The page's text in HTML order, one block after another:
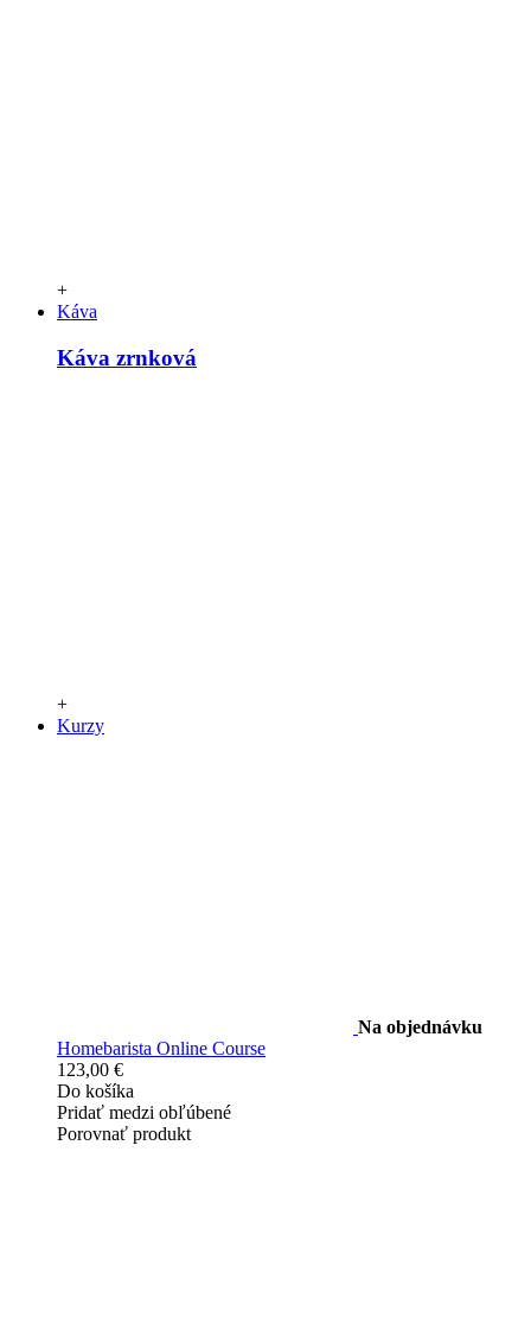
+
Káva
Káva zrnková
+
Kurzy
Na objednávku
Homebarista Online Course
123,00 €
Do košíka
Pridať medzi obľúbené
Porovnať produkt